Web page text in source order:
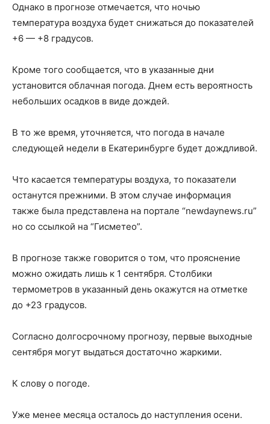
Однако в прогнозе отмечается, что ночью
температура воздуха будет снижаться до показателей
+6 — +8 градусов.
Кроме того сообщается, что в указанные дни
установится облачная погода. Днем есть вероятность
небольших осадков в виде дождей.
В то же время, уточняется, что погода в начале
следующей недели в Екатеринбурге будет дождливой.
Что касается температуры воздуха, то показатели
останутся прежними. В этом случае информация
также была представлена на портале “newdaynews.ru”
но со ссылкой на “Гисметео”.
В прогнозе также говорится о том, что прояснение
можно ожидать лишь к 1 сентября. Столбики
термометров в указанный день окажутся на отметке
до +23 градусов.
Согласно долгосрочному прогнозу, первые выходные
сентября могут выдаться достаточно жаркими.
К слову о погоде.
Уже менее месяца осталось до наступления осени.